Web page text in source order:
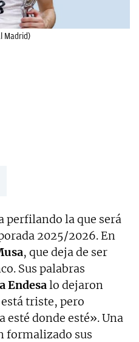
Madrid)
perfilando la que será
2025/2026. En
, que deja de ser
Sus palabras
Endesalo dejaron
triste, pero
esté donde esté». Una
formalizado sus